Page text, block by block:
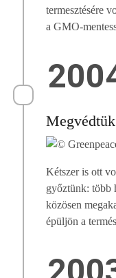
termesztésére
a GMO-
Kétszer is ott
győztünk: több
közösen
épüljön a